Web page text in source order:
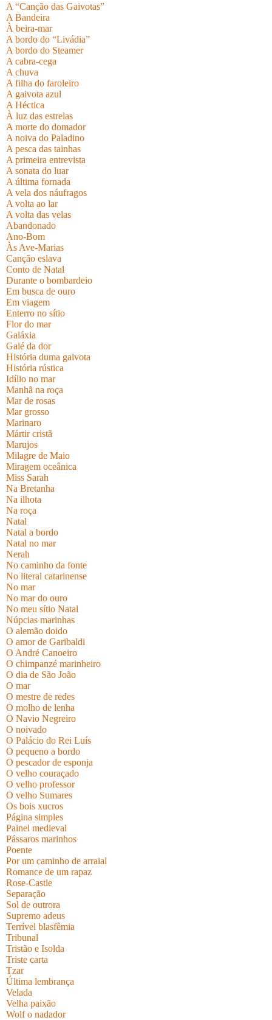
A “Canção das Gaivotas”
A Bandeira
À beira-mar
A bordo do “Livádia”
A bordo do Steamer
A cabra-cega
A chuva
A filha do faroleiro
A gaivota azul
A Héctica
À luz das estrelas
A morte do domador
A noiva do Paladino
A pesca das tainhas
A primeira entrevista
A sonata do luar
A última fornada
A vela dos náufragos
A volta ao lar
A volta das velas
Abandonado
Ano-Bom
Às Ave-Marias
Canção eslava
Conto de Natal
Durante o bombardeio
Em busca de ouro
Em viagem
Enterro no sítio
Flor do mar
Galáxia
Galé da dor
História duma gaivota
História rústica
Idílio no mar
Manhã na roça
Mar de rosas
Mar grosso
Marinaro
Mártir cristã
Marujos
Milagre de Maio
Miragem oceânica
Miss Sarah
Na Bretanha
Na ilhota
Na roça
Natal
Natal a bordo
Natal no mar
Nerah
No caminho da fonte
No literal catarinense
No mar
No mar do ouro
No meu sítio Natal
Núpcias marinhas
O alemão doido
O amor de Garibaldi
O André Canoeiro
O chimpanzé marinheiro
O dia de São João
O mar
O mestre de redes
O molho de lenha
O Navio Negreiro
O noivado
O Palácio do Rei Luís
O pequeno a bordo
O pescador de esponja
O velho couraçado
O velho professor
O velho Sumares
Os bois xucros
Página simples
Painel medieval
Pássaros marinhos
Poente
Por um caminho de arraial
Romance de um rapaz
Rose-Castle
Separação
Sol de outrora
Supremo adeus
Terrível blasfêmia
Tribunal
Tristão e Isolda
Triste carta
Tzar
Última lembrança
Velada
Velha paixão
Wolf o nadador